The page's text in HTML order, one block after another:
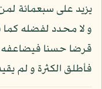
يزيد على سبعمائة
و لا محدد لفضله كما
فأطلق الكثرة و لم